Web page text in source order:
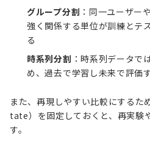
グループ分割 ：同一ユーザー
強く関係する単位が訓練とテ
る
時系列分割 ：時系列データで
め、過去で学習し未来で評価
また、再現しやすい比較にする
tate）を固定しておくと、再実験
す。